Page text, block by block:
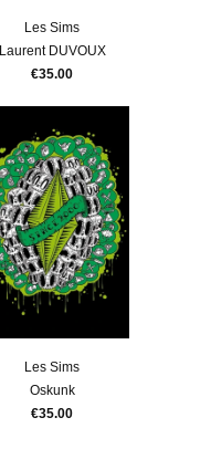
Les Sims
Laurent DUVOUX
€35.00
Les Sims
Oskunk
€35.00